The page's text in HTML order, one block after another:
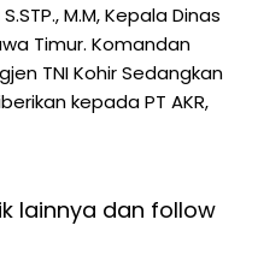
M.M, Kepala Dinas
Timur. Komandan
TNI Kohir Sedangkan
kepada PT AKR,
lainnya dan follow